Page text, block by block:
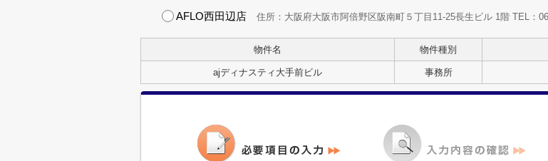
AFLO西田辺店 住所：大阪府大阪市阿倍野区阪南町５丁目11-25長生ビル 1階 TEL：
物件名 物件種別
ajディナスティ大手前ビル 事務所